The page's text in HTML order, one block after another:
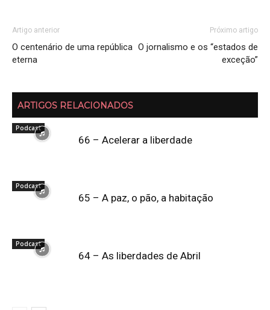
Artigo anterior
O centenário de uma república
eterna
Próximo artigo
O jornalismo e os “estados de
exceção”
ARTIGOS RELACIONADOS
Podcast
66 – Acelerar a liberdade
Podcast
65 – A paz, o pão, a habitação
Podcast
64 – As liberdades de Abril